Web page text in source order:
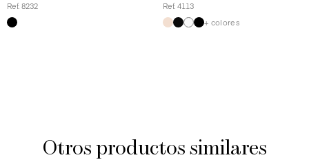
Ref. 8232
Ref. 4113
+ colores
Otros productos similares